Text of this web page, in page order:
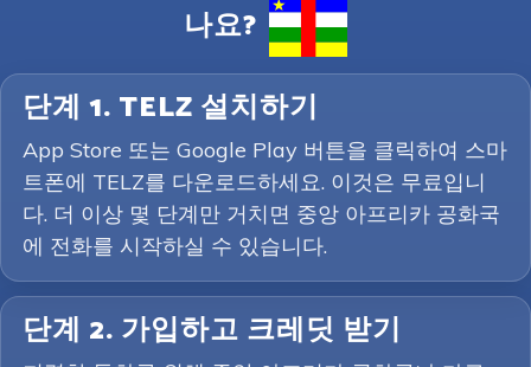
나요?
단계 1. TELZ 설치하기
App Store 또는 Google Play 버튼을 클릭하여 스마
트폰에 TELZ를 다운로드하세요. 이것은 무료입니
다. 더 이상 몇 단계만 거치면 중앙 아프리카 공화국
에 전화를 시작하실 수 있습니다.
단계 2. 가입하고 크레딧 받기